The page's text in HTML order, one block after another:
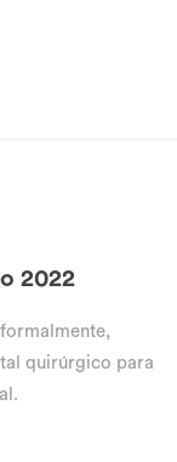
2022
quirúrgico para